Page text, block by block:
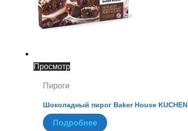
Просмотр
Пироги
Шоколадный пирог Baker House KUCHEN
Подробнее